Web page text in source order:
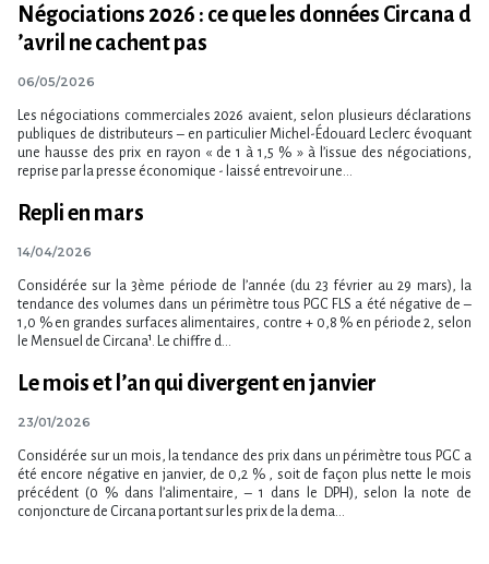
Négociations 2026 : ce que les données Circana d​
‌’avril ne cachent pas
06/05/2026
Les négociations commerciales 2026 avaient, selon plusieurs déclarations
publiques de distributeurs – en particulier Michel-Édouard Leclerc évoquant
une hausse des prix en rayon « de 1 à 1,5 % » à l​‌’issue des négociations,
reprise par la presse économique - laissé entrevoir une...
Repli en mars
14/04/2026
Considérée sur la 3ème période de l​‌’année (du 23 février au 29 mars), la
tendance des volumes dans un périmètre tous PGC FLS a été négative de –
1,0 % en grandes surfaces alimentaires, contre + 0,8 % en période 2, selon
le Mensuel de Circana¹. Le chiffre d​‌...
Le mois et l’an qui divergent en janvier
23/01/2026
Considérée sur un mois, la tendance des prix dans un périmètre tous PGC a
été encore négative en janvier, de 0,2 % , soit de façon plus nette le mois
précédent (0 % dans l’alimentaire, – 1 dans le DPH), selon la note de
conjoncture de Circana portant sur les prix de la dema...